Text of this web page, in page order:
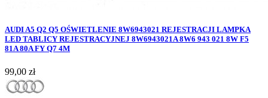
AUDI A5 Q2 Q5 OŚWIETLENIE 8W6943021 REJESTRACJI LAMPKA
LED TABLICY REJESTRACYJNEJ 8W6943021A 8W6 943 021 8W F5
81A 80A FY Q7 4M
Cena
99,00 zł